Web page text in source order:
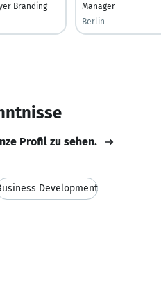
Branding
Manager
Berlin
Profil zu sehen.
Development